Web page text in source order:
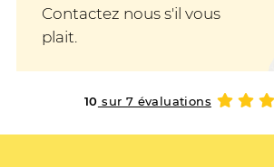
Contactez nous s'il vous
plait.
10 sur 7 évaluations